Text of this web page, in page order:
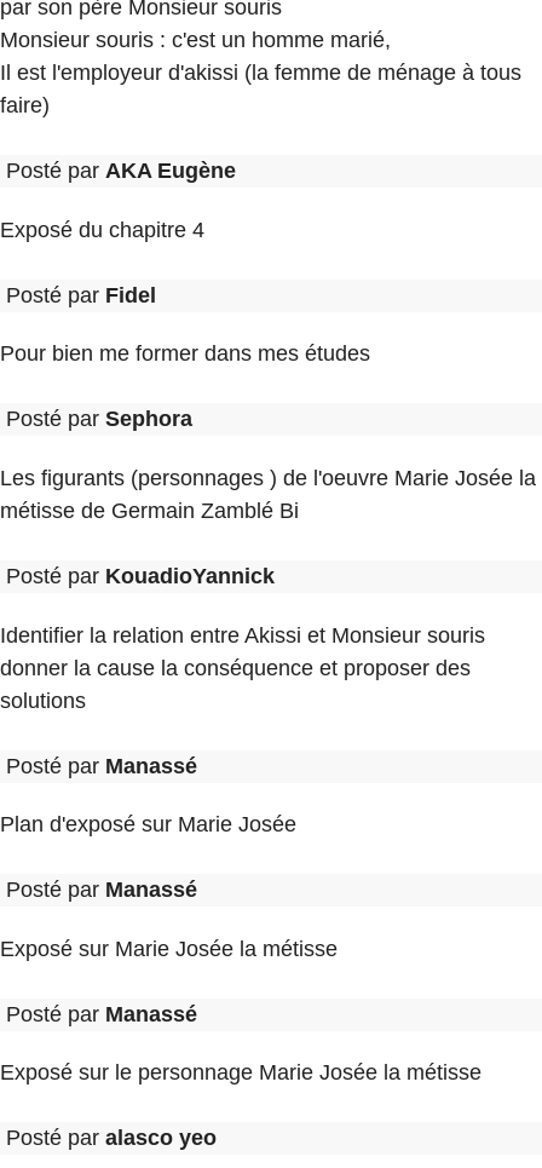
par son père Monsieur souris
Monsieur souris : c'est un homme marié,
Il est l'employeur d'akissi (la femme de ménage à tous
faire)
Posté par AKA Eugène
Exposé du chapitre 4
Posté par Fidel
Pour bien me former dans mes études
Posté par Sephora
Les figurants (personnages ) de l'oeuvre Marie Josée la
métisse de Germain Zamblé Bi
Posté par KouadioYannick
Identifier la relation entre Akissi et Monsieur souris
donner la cause la conséquence et proposer des
solutions
Posté par Manassé
Plan d'exposé sur Marie Josée
Posté par Manassé
Exposé sur Marie Josée la métisse
Posté par Manassé
Exposé sur le personnage Marie Josée la métisse
Posté par alasco yeo